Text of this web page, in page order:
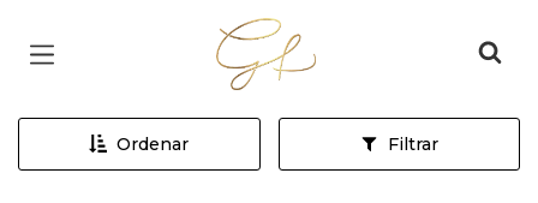
Página inicial
Ordenar Filtrar